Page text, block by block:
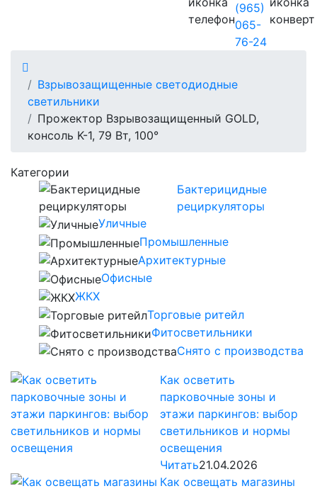
(965)
065-
76-24
Взрывозащищенные светодиодные
светильники
Прожектор Взрывозащищенный GOLD,
консоль K-1, 79 Вт, 100°
Категории
Бактерицидные
рециркуляторы
Уличные
Промышленные
Архитектурные
Офисные
ЖКХ
Торговые ритейл
Фитосветильники
Снято с производства
Как осветить
парковочные зоны и
этажи паркингов: выбор
светильников и нормы
освещения
Читать21.04.2026
Как освещать магазины